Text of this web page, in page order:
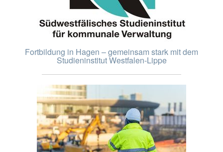
Fortbildung in Hagen – gemeinsam stark mit dem
Studieninstitut Westfalen-Lippe